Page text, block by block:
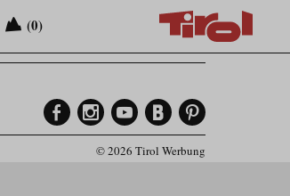
(0)
© 2026 Tirol Werbung